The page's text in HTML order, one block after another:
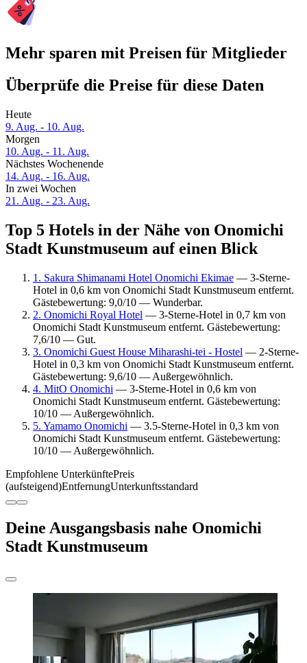
Mehr sparen mit Preisen für Mitglieder
Überprüfe die Preise für diese Daten
Heute
9. Aug. - 10. Aug.
Morgen
10. Aug. - 11. Aug.
Nächstes Wochenende
14. Aug. - 16. Aug.
In zwei Wochen
21. Aug. - 23. Aug.
Top 5 Hotels in der Nähe von Onomichi
Stadt Kunstmuseum auf einen Blick
1. Sakura Shimanami Hotel Onomichi Ekimae — 3-Sterne-
Hotel in 0,6 km von Onomichi Stadt Kunstmuseum entfernt.
Gästebewertung: 9,0/10 — Wunderbar.
2. Onomichi Royal Hotel — 3-Sterne-Hotel in 0,7 km von
Onomichi Stadt Kunstmuseum entfernt. Gästebewertung:
7,6/10 — Gut.
3. Onomichi Guest House Miharashi-tei - Hostel — 2-Sterne-
Hotel in 0,3 km von Onomichi Stadt Kunstmuseum entfernt.
Gästebewertung: 9,6/10 — Außergewöhnlich.
4. MitO Onomichi — 3-Sterne-Hotel in 0,6 km von
Onomichi Stadt Kunstmuseum entfernt. Gästebewertung:
10/10 — Außergewöhnlich.
5. Yamamo Onomichi — 3.5-Sterne-Hotel in 0,3 km von
Onomichi Stadt Kunstmuseum entfernt. Gästebewertung:
10/10 — Außergewöhnlich.
Empfohlene UnterkünftePreis
(aufsteigend)EntfernungUnterkunftsstandard
Deine Ausgangsbasis nahe Onomichi
Stadt Kunstmuseum